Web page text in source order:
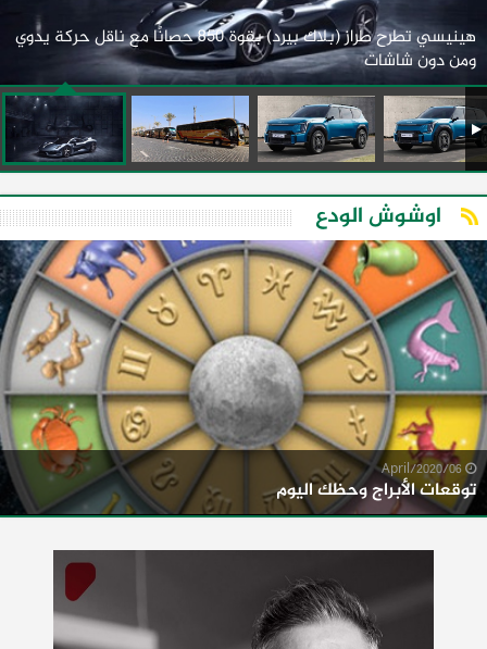
هينيسي تطرح طراز (بلاك بيرد) بقوة 850 حصانًا مع ناقل حركة يدوي
ومن دون شاشات
اوشوش الودع
توقعات الأبراج وحظك اليوم